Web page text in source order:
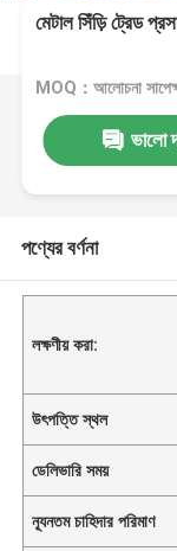
মেটাল সিঁড়ি ট্রেড
MOQ：আলোচনা
ভালো
পণ্যের বর্ণনা
লক্ষণীয় করা:
উৎপত্তি স্থল
ডেলিভারি সময়
ন্যূনতম চাহিদার পরিমাণ